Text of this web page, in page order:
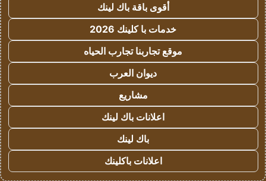
أقوى باقة باك لينك
خدمات با كلينك 2026
موقع تجاربنا تجارب الحياه
ديوان العرب
مشاريع
اعلانات باك لينك
باك لينك
اعلانات باكلينك